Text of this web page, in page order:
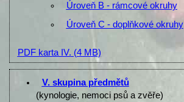
Úroveň B - rámcové okruhy
Úroveň C - doplňkové okruhy
PDF karta IV. (4 MB)
V. skupina předmětů
(kynologie, nemoci psů a zvěře)